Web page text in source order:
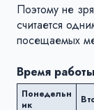
Поэтому не
считается
посещаемых
Время работы
Понедельн
ик